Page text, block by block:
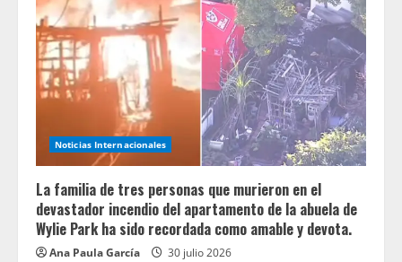
Noticias Internacionales
La familia de tres personas que murieron en el
devastador incendio del apartamento de la abuela de
Wylie Park ha sido recordada como amable y devota.
Ana Paula García 30 julio 2026